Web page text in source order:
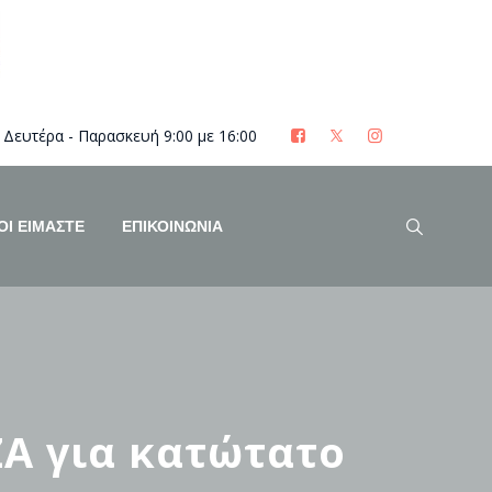
Δευτέρα - Παρασκευή 9:00 με 16:00
ΕΊΜΑΣΤΕ ΕΠΙΚΟΙΝΩΝΙΑ
για κατώτατο